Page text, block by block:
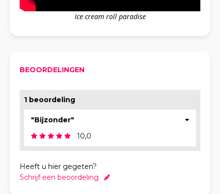
Ice cream roll paradise
BEOORDELINGEN
1 beoordeling
"Bijzonder"
10,0
Heeft u hier gegeten?
Schrijf een beoordeling